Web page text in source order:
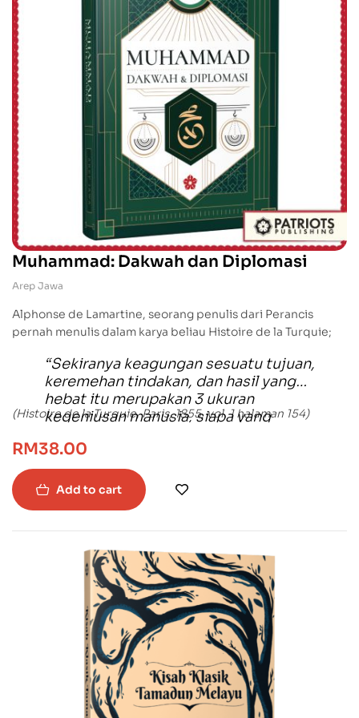
Muhammad: Dakwah dan Diplomasi
Arep Jawa
Alphonse de Lamartine, seorang penulis dari Perancis
pernah menulis dalam karya beliau Histoire de la Turquie;
“Sekiranya keagungan sesuatu tujuan,
keremehan tindakan, dan hasil yang
hebat itu merupakan 3 ukuran
kegeniusan manusia, siapa yang
manusia hebat di era moden ini
dengan Muhammad?”
(Histoire de la Turquie, Paris, 1855, vol. 1 halaman 154)
RM38.00
Add to cart